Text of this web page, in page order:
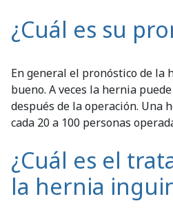
¿Cuál es su
En general el pronóstico de la
bueno. A veces la hernia
después de la operación. Una
cada 20 a 100 personas
¿Cuál es el
la hernia